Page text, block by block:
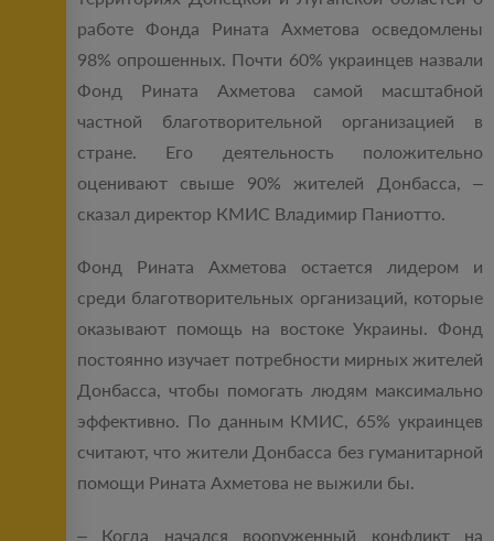
работе Фонда Рината Ахметова осведомлены
98% опрошенных. Почти 60% украинцев назвали
Фонд Рината Ахметова самой масштабной
частной благотворительной организацией в
стране. Его деятельность положительно
оценивают свыше 90% жителей Донбасса, –
сказал директор КМИС Владимир Паниотто.
Фонд Рината Ахметова остается лидером и
среди благотворительных организаций, которые
оказывают помощь на востоке Украины. Фонд
постоянно изучает потребности мирных жителей
Донбасса, чтобы помогать людям максимально
эффективно. По данным КМИС, 65% украинцев
считают, что жители Донбасса без гуманитарной
помощи Рината Ахметова не выжили бы.
– Когда начался вооруженный конфликт на